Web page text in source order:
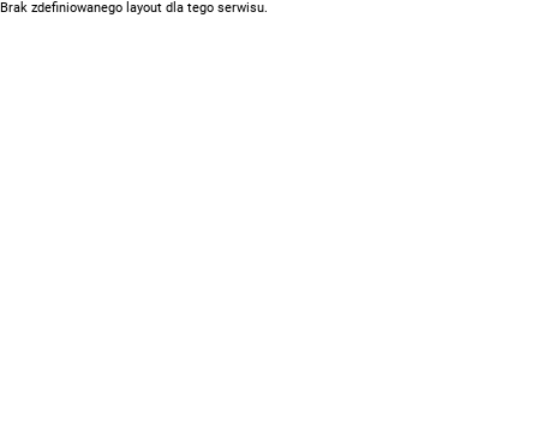
Brak zdefiniowanego layout dla tego serwisu.